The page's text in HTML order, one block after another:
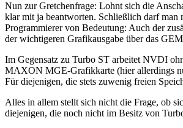
Nun zur Gretchenfrage: Lohnt sich die
klar mit ja beantworten. Schließlich darf
Programmierer von Bedeutung: Auch der
der wichtigeren Grafikausgabe über das
Im Gegensatz zu Turbo ST arbeitet NVDI
MAXON MGE-Grafikkarte (hier allerdings
Für diejenigen, die stets zuwenig freien
Alles in allem stellt sich nicht die Frage, ob
diejenigen, die noch nicht im Besitz von